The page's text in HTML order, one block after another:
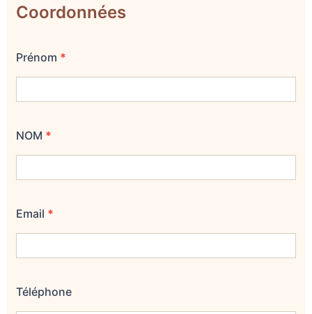
Coordonnées
Prénom *
NOM *
Email *
Téléphone